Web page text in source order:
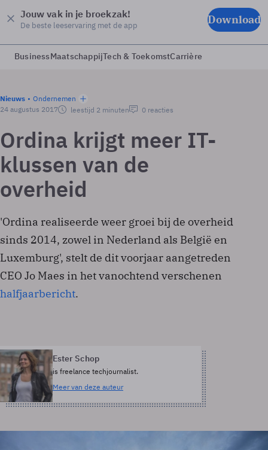
Jouw vak in je broekzak!
De beste leeservaring met de app Download
BusinessMaatschappijTech & ToekomstCarrière
Nieuws
Ondernemen
24 augustus 2017
leestijd 2 minuten 0 reacties
Ordina krijgt meer IT-
klussen van de
overheid
'Ordina realiseerde weer groei bij de overheid
sinds 2014, zowel in Nederland als België en
Luxemburg', stelt de dit voorjaar aangetreden
CEO Jo Maes in het vanochtend verschenen
halfjaarbericht.
Ester Schop
is freelance techjournalist.
Meer van deze auteur